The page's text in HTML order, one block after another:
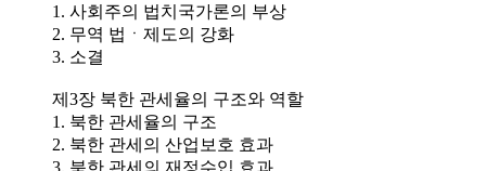
1. 사회주의 법치국가론의 부상
2. 무역 법ㆍ제도의 강화
3. 소결
제3장 북한 관세율의 구조와 역할
1. 북한 관세율의 구조
2. 북한 관세의 산업보호 효과
3. 북한 관세의 재정수입 효과